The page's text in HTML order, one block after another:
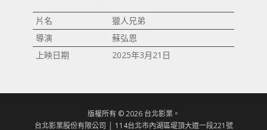
片名
獵人兄弟
導演
蘇弘恩
上映日期
2025年3月21日
版權所有 © 2026 台北影業。
台北影業股份有限公司 │ 114台北市內湖區堤頂大道一段221號